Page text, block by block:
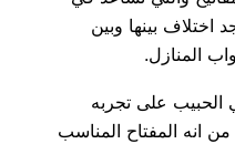
بينها وبين
المنازل.
على تجربه
من انه المفتاح المناسب